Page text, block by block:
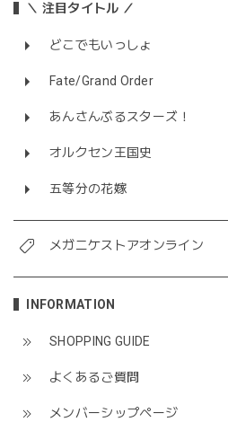
＼ 注目タイトル ／
どこでもいっしょ
Fate/Grand Order
あんさんぶるスターズ！
オルクセン王国史
五等分の花嫁
メガニケストアオンライン
INFORMATION
SHOPPING GUIDE
よくあるご質問
メンバーシップページ